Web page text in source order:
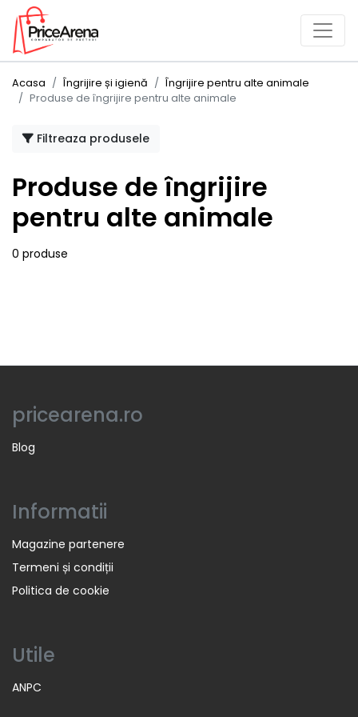
Acasa Îngrijire și igienă
Îngrijire pentru alte animale
Produse de îngrijire pentru alte animale
Filtreaza produsele
Produse de îngrijire
pentru alte animale
0 produse
pricearena.ro
Blog
Informatii
Magazine partenere
Termeni și condiții
Politica de cookie
Utile
ANPC